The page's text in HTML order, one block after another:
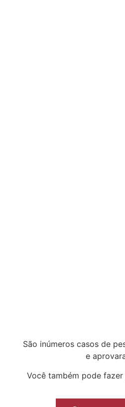
São inúmeros casos de
e
Você também pode